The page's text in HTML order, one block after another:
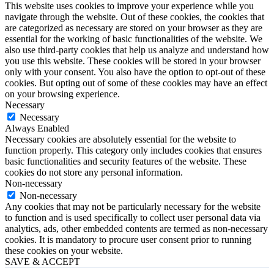
This website uses cookies to improve your experience while you
navigate through the website. Out of these cookies, the cookies that
are categorized as necessary are stored on your browser as they are
essential for the working of basic functionalities of the website. We
also use third-party cookies that help us analyze and understand how
you use this website. These cookies will be stored in your browser
only with your consent. You also have the option to opt-out of these
cookies. But opting out of some of these cookies may have an effect
on your browsing experience.
Necessary
Necessary
Always Enabled
Necessary cookies are absolutely essential for the website to
function properly. This category only includes cookies that ensures
basic functionalities and security features of the website. These
cookies do not store any personal information.
Non-necessary
Non-necessary
Any cookies that may not be particularly necessary for the website
to function and is used specifically to collect user personal data via
analytics, ads, other embedded contents are termed as non-necessary
cookies. It is mandatory to procure user consent prior to running
these cookies on your website.
SAVE & ACCEPT